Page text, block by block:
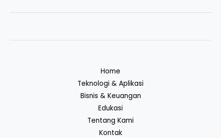
Home
Teknologi & Aplikasi
Bisnis & Keuangan
Edukasi
Tentang Kami
Kontak